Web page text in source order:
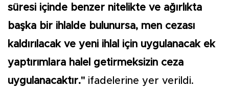
süresi içinde benzer nitelikte ve ağırlıkta
başka bir ihlalde bulunursa, men cezası
kaldırılacak ve yeni ihlal için uygulanacak ek
yaptırımlara halel getirmeksizin ceza
uygulanacaktır." ifadelerine yer verildi.